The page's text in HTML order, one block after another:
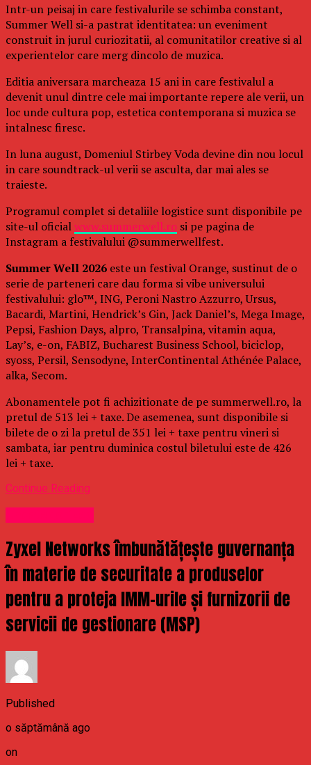
Intr-un peisaj in care festivalurile se schimba constant,
Summer Well si-a pastrat identitatea: un eveniment
construit in jurul curiozitatii, al comunitatilor creative si al
experientelor care merg dincolo de muzica.
Editia aniversara marcheaza 15 ani in care festivalul a
devenit unul dintre cele mai importante repere ale verii, un
loc unde cultura pop, estetica contemporana si muzica se
intalnesc firesc.
In luna august, Domeniul Stirbey Voda devine din nou locul
in care soundtrack-ul verii se asculta, dar mai ales se
traieste.
Programul complet si detaliile logistice sunt disponibile pe
site-ul oficialwww.summerwell.ro si pe pagina de
Instagram a festivalului @summerwellfest.
Summer Well 2026 este un festival Orange, sustinut de o
serie de parteneri care dau forma si vibe universului
festivalului: glo™, ING, Peroni Nastro Azzurro, Ursus,
Bacardi, Martini, Hendrick’s Gin, Jack Daniel’s, Mega Image,
Pepsi, Fashion Days, alpro, Transalpina, vitamin aqua,
Lay’s, e-on, FABIZ, Bucharest Business School, biciclop,
syoss, Persil, Sensodyne, InterContinental Athénée Palace,
alka, Secom.
Abonamentele pot fi achizitionate de pe summerwell.ro, la
pretul de 513 lei + taxe. De asemenea, sunt disponibile si
bilete de o zi la pretul de 351 lei + taxe pentru vineri si
sambata, iar pentru duminica costul biletului este de 426
lei + taxe.
Continue Reading
Zyxel Networks îmbunătățește guvernanța
în materie de securitate a produselor
pentru a proteja IMM-urile și furnizorii de
servicii de gestionare (MSP)
Published
o săptămână ago
on